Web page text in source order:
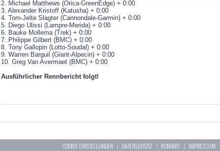
2. Michael Matthews (Orica-GreenEdge) + 0:00
3. Alexander Kristoff (Katusha) + 0:00
4. Tom-Jelte Slagter (Cannondale-Garmin) + 0:00
5. Diego Ulissi (Lampre-Merida) + 0:00
6. Bauke Mollema (Trek) + 0:00
7. Philippe Gilbert (BMC) + 0:00
8. Tony Gallopin (Lotto-Soudal) + 0:00
9. Warren Barguil (Giant-Alpecin) + 0:00
10. Greg Van Avermaet (BMC) + 0:00
Ausführlicher Rennbericht folgt!
COOKIE EINSTELLUNGEN | DATENSCHUTZ | KONTAKT| IMPRESSUM